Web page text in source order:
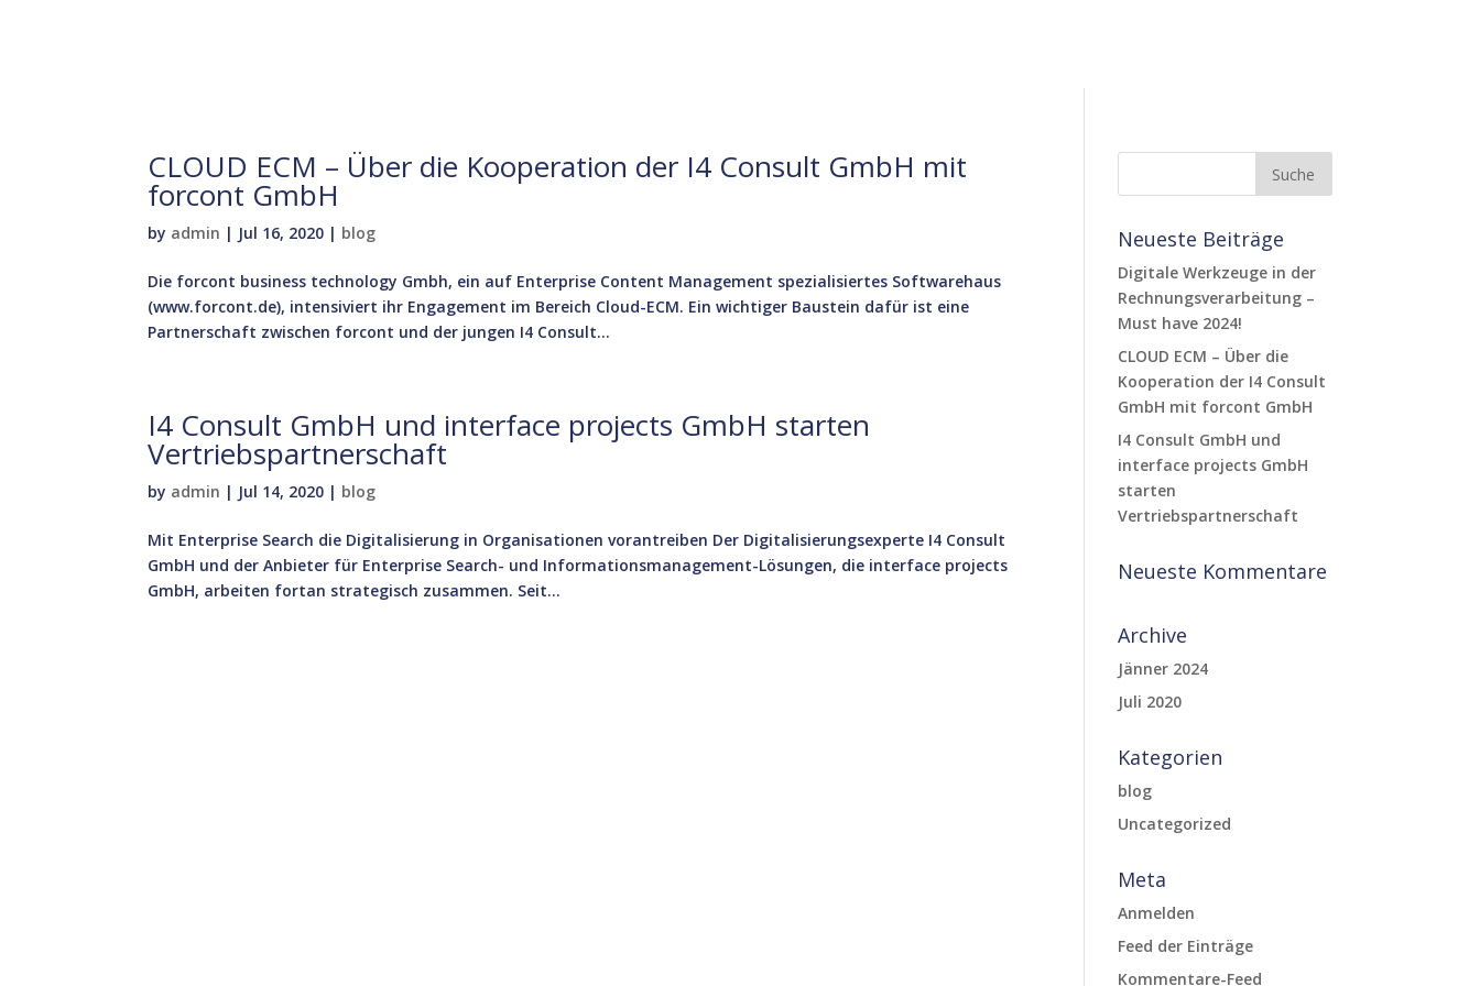
CLOUD ECM – Über die Kooperation der I4 Consult GmbH mit
forcont GmbH
by admin | Jul 16, 2020 | blog
Die forcont business technology Gmbh, ein auf Enterprise Content Management spezialisiertes Softwarehaus
(www.forcont.de), intensiviert ihr Engagement im Bereich Cloud-ECM. Ein wichtiger Baustein dafür ist eine
Partnerschaft zwischen forcont und der jungen I4 Consult...
I4 Consult GmbH und interface projects GmbH starten
Vertriebspartnerschaft
by admin | Jul 14, 2020 | blog
Mit Enterprise Search die Digitalisierung in Organisationen vorantreiben Der Digitalisierungsexperte I4 Consult
GmbH und der Anbieter für Enterprise Search- und Informationsmanagement-Lösungen, die interface projects
GmbH, arbeiten fortan strategisch zusammen. Seit...
Neueste Beiträge
Digitale Werkzeuge in der
Rechnungsverarbeitung –
Must have 2024!
CLOUD ECM – Über die
Kooperation der I4 Consult
GmbH mit forcont GmbH
I4 Consult GmbH und
interface projects GmbH
starten
Vertriebspartnerschaft
Neueste Kommentare
Archive
Jänner 2024
Juli 2020
Kategorien
blog
Uncategorized
Meta
Anmelden
Feed der Einträge
Kommentare-Feed